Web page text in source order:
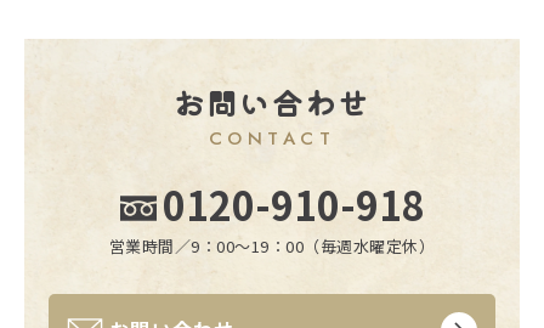
お問い合わせ
CONTACT
0120-910-918
営業時間／9：00〜19：00（毎週水曜定休）